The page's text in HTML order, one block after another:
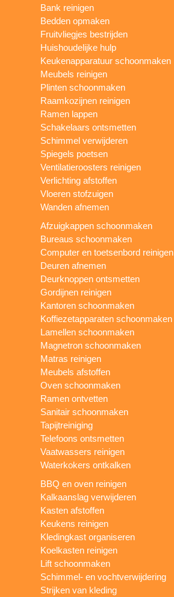
Bank reinigen
Bedden opmaken
Fruitvliegjes bestrijden
Huishoudelijke hulp
Keukenapparatuur schoonmaken
Meubels reinigen
Plinten schoonmaken
Raamkozijnen reinigen
Ramen lappen
Schakelaars ontsmetten
Schimmel verwijderen
Spiegels poetsen
Ventilatieroosters reinigen
Verlichting afstoffen
Vloeren stofzuigen
Wanden afnemen
Afzuigkappen schoonmaken
Bureaus schoonmaken
Computer en toetsenbord reinigen
Deuren afnemen
Deurknoppen ontsmetten
Gordijnen reinigen
Kantoren schoonmaken
Koffiezetapparaten schoonmaken
Lamellen schoonmaken
Magnetron schoonmaken
Matras reinigen
Meubels afstoffen
Oven schoonmaken
Ramen ontvetten
Sanitair schoonmaken
Tapijtreiniging
Telefoons ontsmetten
Vaatwassers reinigen
Waterkokers ontkalken
BBQ en oven reinigen
Kalkaanslag verwijderen
Kasten afstoffen
Keukens reinigen
Kledingkast organiseren
Koelkasten reinigen
Lift schoonmaken
Schimmel- en vochtverwijdering
Strijken van kleding